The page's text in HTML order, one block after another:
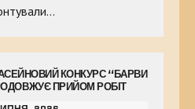
КОНКУРС “БАРВИ
ПРИЙОМ РОБІТ